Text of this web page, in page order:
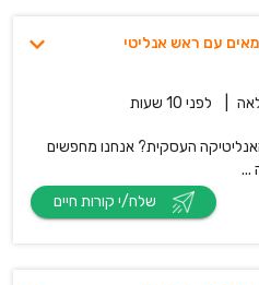
לפני 10 שעות
העסקית? אנחנו מחפשים
...